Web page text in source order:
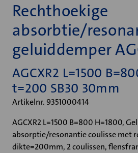
Rechthoekige
absorbtie/
geluiddemper
AGCXR2 L=1500
t=200 SB30 30mm
Artikelnr. 9351000414
AGCXR2 L=1500 B=800 H=1800,
absorptie/resonantie coulisse met
dikte=200mm, 2 coulissen,